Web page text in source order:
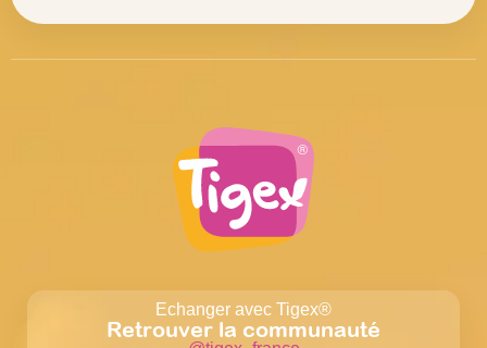
Echanger avec Tigex®
Retrouver la communauté